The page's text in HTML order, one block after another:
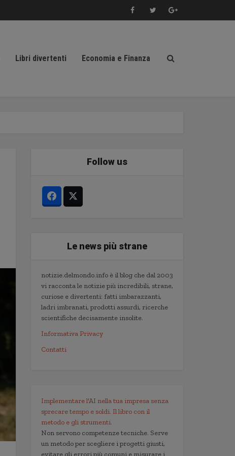
Libri divertenti Economia e Finanza
Follow us
Le news più strane
notizie.delmondo.info è il blog che dal 2003
vi racconta le notizie più incredibili, strane,
curiose e divertenti: fatti imbarazzanti,
ladri imbranati, prodotti assurdi, ricerche
scientifiche decisamente insolite.
Informativa Privacy
Contatti
Implementare l'AI nella tua impresa senza
sprecare tempo e soldi. Il libro con il
metodo e gli strumenti.
Non servono competenze tecniche. Serve
un metodo per scegliere i progetti giusti,
evitare gli errori più comuni e misurare i